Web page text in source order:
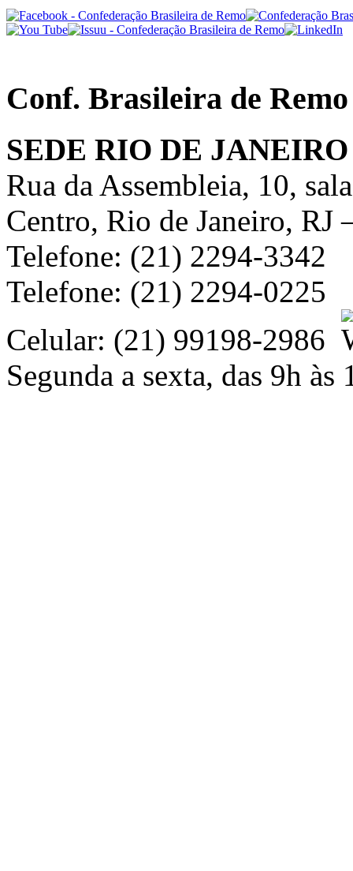
Conf. Brasileira de Remo
SEDE RIO DE JANEIRO
Rua da Assembleia, 10,
Centro, Rio de Janeiro, RJ
Telefone: (21) 2294-3342
Telefone: (21) 2294-0225
Celular: (21) 99198-2986
Segunda a sexta, das 9h às